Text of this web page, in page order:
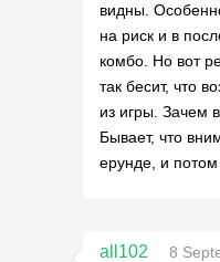
видны.
на риск и в
комбо. Но вот
так бесит, что
из игры. Зачем
Бывает, что
ерунде, и потом
all102
8